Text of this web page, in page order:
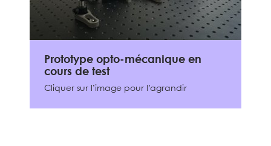
Prototype opto-mécanique en
cours de test
Cliquer sur l’image pour l’agrandir